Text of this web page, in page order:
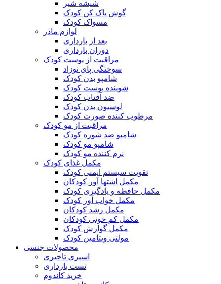
شیشه شیر
گوش پاک کن کودک
مسواک کودک
لوازم مادر
بعد از بارداری
دوران بارداری
مراقبت از پوست کودک
سوختگی پای نوزاد
شامپو بدن کودک
شوینده پوست کودک
ضد آفتاب کودک
لوسیون بدن کودک
مرطوب کننده صورت کودک
مراقبت از مو کودک
شامپو ضد شوره کودک
شامپو مو کودک
نرم کننده مو کودک
مکمل غذای کودک
تقویت سیستم ایمنی کودک
مکمل اشتها آور کودکان
مکمل حافظه و یادگیری کودک
مکمل خواب آور کودک
مکمل رشد کودکان
مکمل کم خونی کودکان
مکمل گوارش کودک
مولتی ویتامین کودک
محصولات جنسی
اسپری تاخیری
تست بارداری
خرید کاندوم